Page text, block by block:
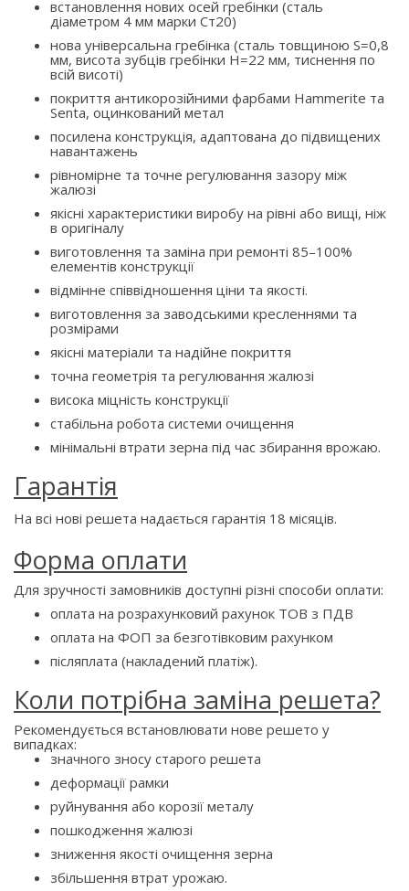
встановлення нових осей гребінки (сталь
діаметром 4 мм марки Ст20)
нова універсальна гребінка (сталь товщиною S=0,8
мм, висота зубців гребінки H=22 мм, тиснення по
всій висоті)
покриття антикорозійними фарбами Hammerite та
Senta, оцинкований метал
посилена конструкція, адаптована до підвищених
навантажень
рівномірне та точне регулювання зазору між
жалюзі
якісні характеристики виробу на рівні або вищі, ніж
в оригіналу
виготовлення та заміна при ремонті 85–100%
елементів конструкції
відмінне співвідношення ціни та якості.
виготовлення за заводськими кресленнями та
розмірами
якісні матеріали та надійне покриття
точна геометрія та регулювання жалюзі
висока міцність конструкції
стабільна робота системи очищення
мінімальні втрати зерна під час збирання врожаю.
Гарантія
На всі нові решета надається гарантія 18 місяців.
Форма оплати
Для зручності замовників доступні різні способи оплати:
оплата на розрахунковий рахунок ТОВ з ПДВ
оплата на ФОП за безготівковим рахунком
післяплата (накладений платіж).
Коли потрібна заміна решета?
Рекомендується встановлювати нове решето у
випадках:
значного зносу старого решета
деформації рамки
руйнування або корозії металу
пошкодження жалюзі
зниження якості очищення зерна
збільшення втрат урожаю.